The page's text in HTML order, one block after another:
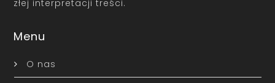
złej interpretacji treści.
Menu
O nas